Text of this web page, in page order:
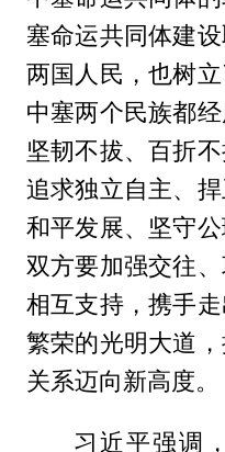
塞命运共同体建
两国人民，也树立
中塞两个民族都
坚韧不拔、百折
追求独立自主、
和平发展、坚守公
双方要加强交往
相互支持，携手
繁荣的光明大道
关系迈向新高度。
习近平强调